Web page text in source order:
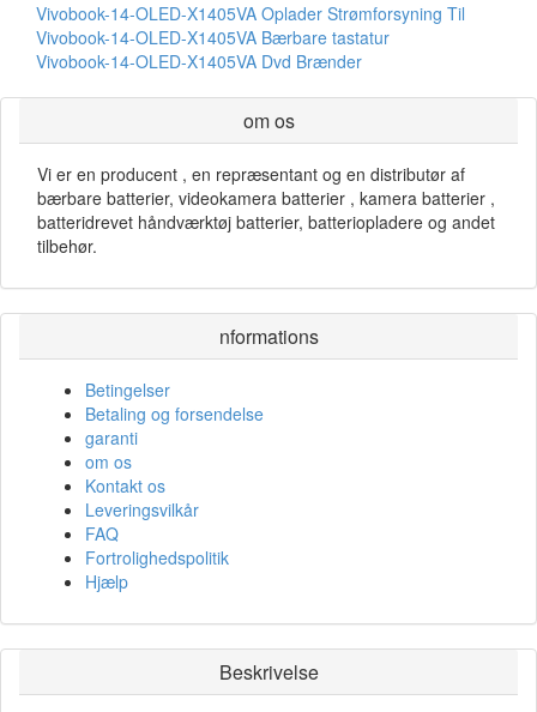
Vivobook-14-OLED-X1405VA Oplader Strømforsyning Til
Vivobook-14-OLED-X1405VA Bærbare tastatur
Vivobook-14-OLED-X1405VA Dvd Brænder
om os
Vi er en producent , en repræsentant og en distributør af
bærbare batterier, videokamera batterier , kamera batterier ,
batteridrevet håndværktøj batterier, batteriopladere og andet
tilbehør.
nformations
Betingelser
Betaling og forsendelse
garanti
om os
Kontakt os
Leveringsvilkår
FAQ
Fortrolighedspolitik
Hjælp
Beskrivelse